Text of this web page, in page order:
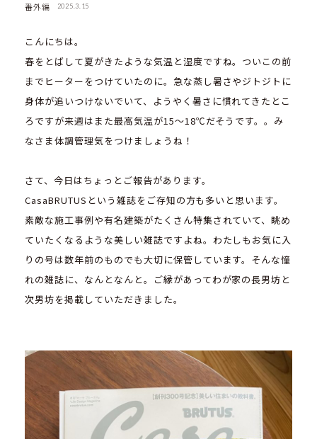
番外編 2025.3.15
こんにちは。
春をとばして夏がきたような気温と湿度ですね。ついこの前
までヒーターをつけていたのに。急な蒸し暑さやジトジトに
身体が追いつけないでいて、ようやく暑さに慣れてきたとこ
ろですが来週はまた最高気温が15～18℃だそうです。。み
なさま体調管理気をつけましょうね！
さて、今日はちょっとご報告があります。
CasaBRUTUSという雑誌をご存知の方も多いと思います。
素敵な施工事例や有名建築がたくさん特集されていて、眺め
ていたくなるような美しい雑誌ですよね。わたしもお気に入
りの号は数年前のものでも大切に保管しています。そんな憧
れの雑誌に、なんとなんと。ご縁があってわが家の長男坊と
次男坊を掲載していただきました。